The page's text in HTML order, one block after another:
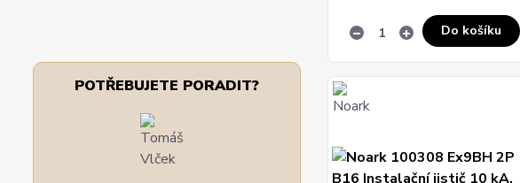
Do košíku
POTŘEBUJETE PORADIT?